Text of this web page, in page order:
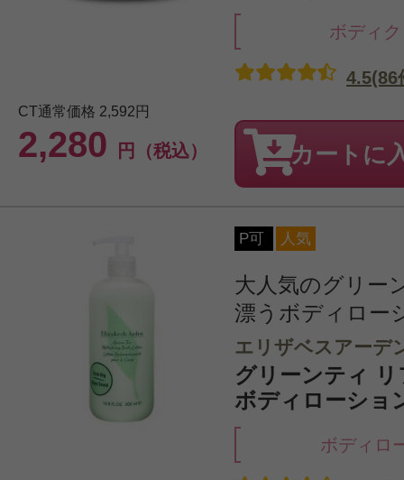
ボディ
CT通常価格 2,592円
2,280 円（税込）
4.5(86
カートに
P可 人気
大人気のグリー
漂うボディロー
エリザベスアーデ
グリーンティ
ボディローショ
ボディロ